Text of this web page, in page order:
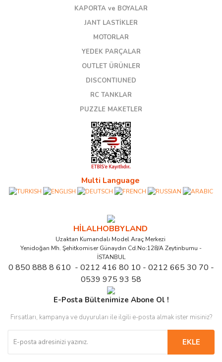
KAPORTA ve BOYALAR
JANT LASTİKLER
MOTORLAR
YEDEK PARÇALAR
OUTLET ÜRÜNLER
DISCONTIUNED
RC TANKLAR
PUZZLE MAKETLER
Multi Language
HİLALHOBBYLAND
Uzaktan Kumandalı Model Araç Merkezi
Yenidoğan Mh. Şehitkomiser Günaydın Cd.No:128/A Zeytinburnu -
İSTANBUL
0 850 888 8 610 - 0212 416 80 10 - 0212 665 30 70 -
0539 975 93 58
E-Posta Bültenimize Abone Ol !
Fırsatları, kampanya ve duyuruları ile ilgili e-posta almak ister misiniz?
EKLE